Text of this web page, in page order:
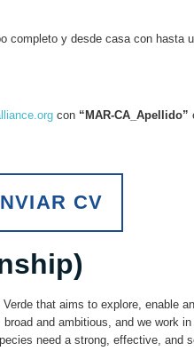
y desde casa con hasta
con “MAR-CA_Apellido”
CV
that aims to explore, enable
and ambitious, and we work
need a strong, effective, and